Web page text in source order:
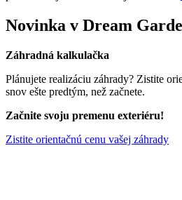
Novinka v Dream
Záhradná kalkulačka
Plánujete realizáciu záhrady? Zistite
snov ešte predtým, než začnete.
Začnite svoju premenu exteriéru!
Zistite orientačnú cenu vašej záhrady